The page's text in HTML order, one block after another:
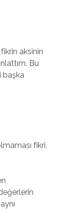
aksinin
Bu
başka
fikri,